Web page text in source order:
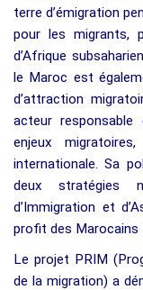
terre d’émigration
pour les migrants,
d’Afrique
le Maroc est
d’attraction
acteur
enjeux
internationale. Sa
deux stratégies
d’Immigration et
profit des Marocains
Le projet PRIM
de la migration) a